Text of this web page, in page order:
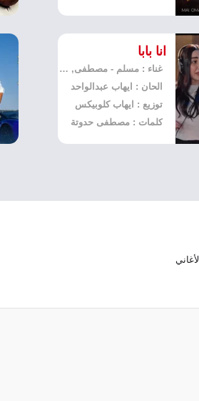
انا بابا
غناء : مسلم - مصطفى, بوسي
الحان : ايهاب عبدالواحد
توزيع : ايهاب كلوبيكس
كلمات : مصطفى حدوتة